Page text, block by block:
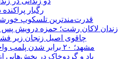
رگبار
قدرت‌مندترین تلسکوپ
زندان لاکان رشت؛ حمزه درویش
چاقوی اصیل زنجان زیر
مشهد؛ ۲۰ برابر شدن پلمب واحدهای صنفی نسبت به سال گذشته
باد و گردوخاک در بخش‌هایی